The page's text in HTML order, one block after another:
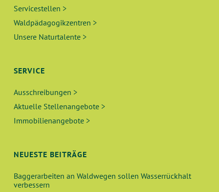
Servicestellen >
Waldpädagogikzentren >
Unsere Naturtalente >
SERVICE
Ausschreibungen >
Aktuelle Stellenangebote >
Immobilienangebote >
NEUESTE BEITRÄGE
Baggerarbeiten an Waldwegen sollen Wasserrückhalt
verbessern